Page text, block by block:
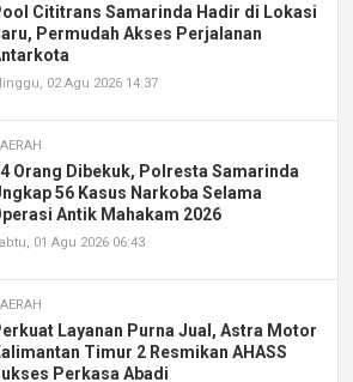
Cititrans Samarinda Hadir di Lokasi
Permudah Akses Perjalanan
02 Agu 2026 14:37
Orang Dibekuk, Polresta Samarinda
56 Kasus Narkoba Selama
Antik Mahakam 2026
01 Agu 2026 06:43
Layanan Purna Jual, Astra Motor
Timur 2 Resmikan AHASS
Perkasa Abadi